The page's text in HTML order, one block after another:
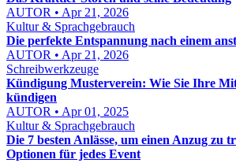
AUTOR • Apr 21, 2026
Kultur & Sprachgebrauch
Die perfekte Entspannung nach einem
AUTOR • Apr 21, 2026
Schreibwerkzeuge
Kündigung Musterverein: Wie Sie Ihre
kündigen
AUTOR • Apr 01, 2025
Kultur & Sprachgebrauch
Die 7 besten Anlässe, um einen Anzug zu
Optionen für jedes Event